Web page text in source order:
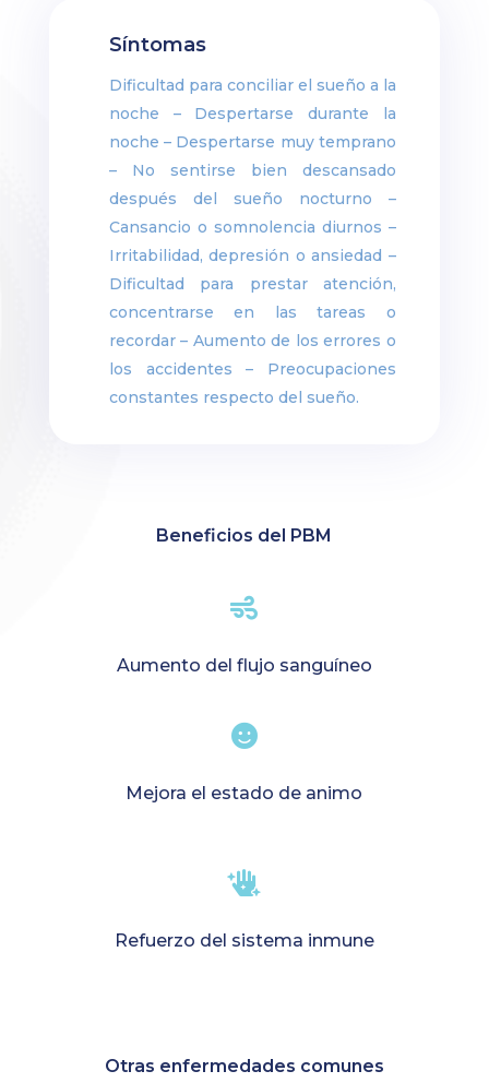
Síntomas
Dificultad para conciliar el sueño a la
noche – Despertarse durante la
noche – Despertarse muy temprano
– No sentirse bien descansado
después del sueño nocturno –
Cansancio o somnolencia diurnos –
Irritabilidad, depresión o ansiedad –
Dificultad para prestar atención,
concentrarse en las tareas o
recordar – Aumento de los errores o
los accidentes – Preocupaciones
constantes respecto del sueño.
Beneficios del PBM

Aumento del flujo sanguíneo

Mejora el estado de animo

Refuerzo del sistema inmune
Otras enfermedades comunes